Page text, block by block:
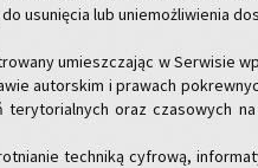
usu­nię­cia lub unie­moż­li­wie­nia
umiesz­cza­jąc w Ser­wi­sie
au­tor­skim i pra­wach
te­ry­to­rial­nych oraz cza­so­wych
tech­ni­ką cy­fro­wą,